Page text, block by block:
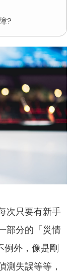
?
次只要有新手
部分的「災情
例外，像是剛
測失誤等等，